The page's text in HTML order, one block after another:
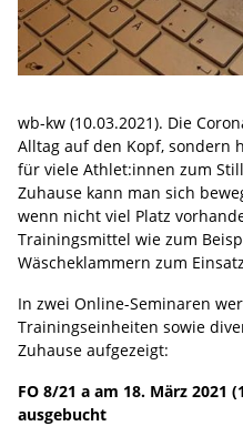
wb-kw (10.03.2021). Die
Alltag auf den Kopf, sondern
für viele Athlet:innen zum
Zuhause kann man sich
wenn nicht viel Platz
Trainingsmittel wie zum
Wäscheklammern zum
In zwei Online-Seminaren
Trainingseinheiten sowie
Zuhause aufgezeigt:
FO 8/21 a am 18. März 2021
ausgebucht